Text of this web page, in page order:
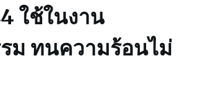
ใช้ในงาน
ม ทนความร้อนไม่